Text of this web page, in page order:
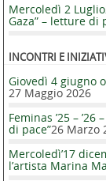
Mercoledì 2
Gaza” – letture di
INCONTRI E
Giovedì 4 giugno
27 Maggio 2026
Feminas ’25 –
di pace”26 Marzo
Mercoledì’17
l’artista Marina